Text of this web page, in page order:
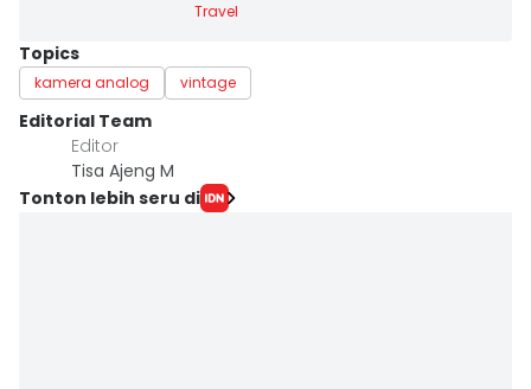
Travel
Topics
kamera analog vintage
Editorial Team
Editor
Tisa Ajeng M
Tonton lebih seru di